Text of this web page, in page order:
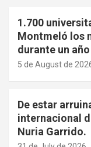
1.700
Montmeló los
durante un año
5 de August de
De estar
internacional
Nuria Garrido.